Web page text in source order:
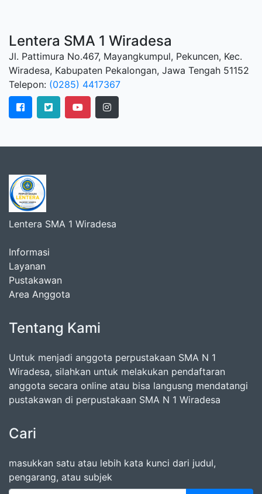
Lentera SMA 1 Wiradesa
Jl. Pattimura No.467, Mayangkumpul, Pekuncen, Kec.
Wiradesa, Kabupaten Pekalongan, Jawa Tengah 51152
Telepon: (0285) 4417367
Lentera SMA 1 Wiradesa
Informasi
Layanan
Pustakawan
Area Anggota
Tentang Kami
Untuk menjadi anggota perpustakaan SMA N 1
Wiradesa, silahkan untuk melakukan pendaftaran
anggota secara online atau bisa langusng mendatangi
pustakawan di perpustakaan SMA N 1 Wiradesa
Cari
masukkan satu atau lebih kata kunci dari judul,
pengarang, atau subjek